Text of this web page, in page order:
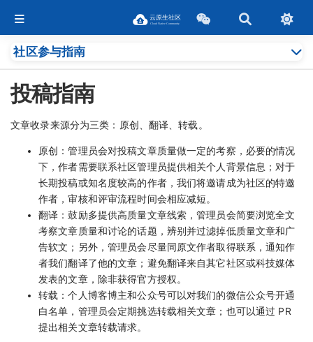
社区参与指南
投稿指南
文章收录来源分为三类：原创、翻译、转载。
原创：管理员会对投稿文章质量做一定的考察，必要的情况
下，作者需要联系社区管理员提供相关个人背景信息；对于
长期投稿或知名度较高的作者，我们将邀请成为社区的特邀
作者，审核和评审流程时间会相应减短。
翻译：鼓励多提供高质量文章线索，管理员会简要浏览全文
考察文章质量和讨论的话题，辨别并过滤掉低质量文章和广
告软文；另外，管理员会尽量同原文作者取得联系，通知作
者我们翻译了他的文章；避免翻译来自其它社区或科技媒体
发表的文章，除非获得官方授权。
转载：个人博客博主和公众号可以对我们的微信公众号开通
白名单，管理员会定期挑选转载相关文章；也可以通过 PR
提出相关文章转载请求。